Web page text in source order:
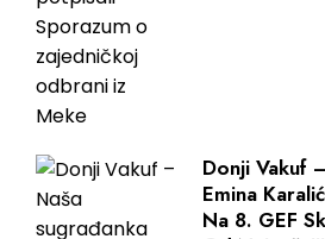
Donji Vakuf
Emina
Na 8. GEF